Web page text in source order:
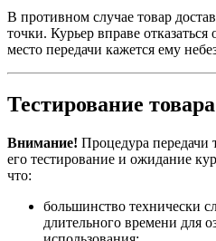
В противном случае товар
точки. Курьер вправе отказаться
место передачи кажется ему
Тестирование товара
Внимание! Процедура передачи
его тестирование и ожидание
что:
большинство технически
длительного времени для